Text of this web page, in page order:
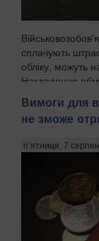
сплачують
обліку, можуть
Накладення
Вимоги для
не зможе
п’ятниця, 7